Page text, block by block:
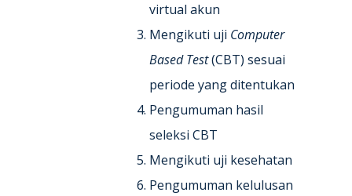
virtual akun
Mengikuti uji Computer
Based Test(CBT) sesuai
periode yang ditentukan
Pengumuman hasil
seleksi CBT
Mengikuti uji kesehatan
Pengumuman kelulusan